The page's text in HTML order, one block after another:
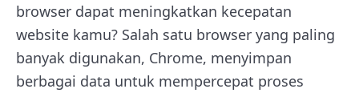
browser dapat meningkatkan kecepatan
website kamu? Salah satu browser yang paling
banyak digunakan, Chrome, menyimpan
berbagai data untuk mempercepat proses